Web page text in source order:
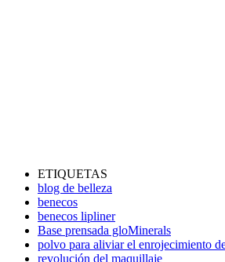
ETIQUETAS
blog de belleza
benecos
benecos lipliner
Base prensada gloMinerals
polvo para aliviar el enrojecimiento
revolución del maquillaje